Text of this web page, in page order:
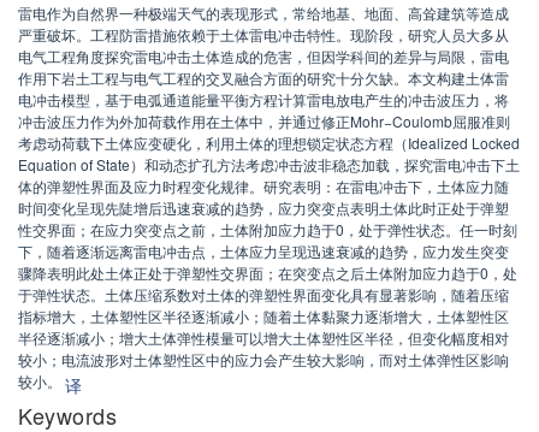
雷电作为自然界一种极端天气的表现形式，常给地基、地面、高耸建筑等造成
严重破坏。工程防雷措施依赖于土体雷电冲击特性。现阶段，研究人员大多从
电气工程角度探究雷电冲击土体造成的危害，但因学科间的差异与局限，雷电
作用下岩土工程与电气工程的交叉融合方面的研究十分欠缺。本文构建土体雷
电冲击模型，基于电弧通道能量平衡方程计算雷电放电产生的冲击波压力，将
冲击波压力作为外加荷载作用在土体中，并通过修正Mohr−Coulomb屈服准则
考虑动荷载下土体应变硬化，利用土体的理想锁定状态方程（Idealized Locked
Equation of State）和动态扩孔方法考虑冲击波非稳态加载，探究雷电冲击下土
体的弹塑性界面及应力时程变化规律。研究表明：在雷电冲击下，土体应力随
时间变化呈现先陡增后迅速衰减的趋势，应力突变点表明土体此时正处于弹塑
性交界面；在应力突变点之前，土体附加应力趋于0，处于弹性状态。任一时刻
下，随着逐渐远离雷电冲击点，土体应力呈现迅速衰减的趋势，应力发生突变
骤降表明此处土体正处于弹塑性交界面；在突变点之后土体附加应力趋于0，处
于弹性状态。土体压缩系数对土体的弹塑性界面变化具有显著影响，随着压缩
指标增大，土体塑性区半径逐渐减小；随着土体黏聚力逐渐增大，土体塑性区
半径逐渐减小；增大土体弹性模量可以增大土体塑性区半径，但变化幅度相对
较小；电流波形对土体塑性区中的应力会产生较大影响，而对土体弹性区影响
较小。 译
Keywords